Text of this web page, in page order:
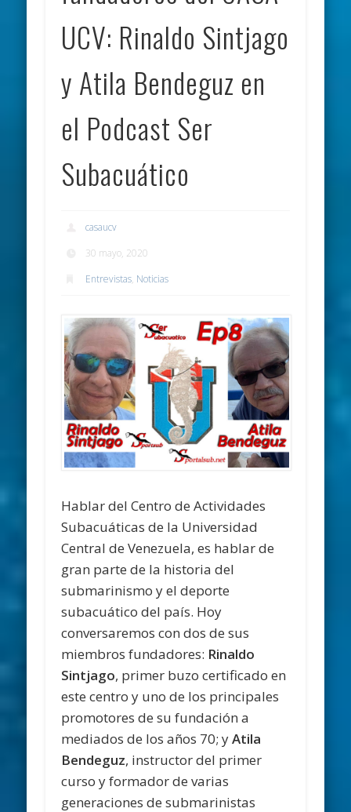
UCV: Rinaldo Sintjago
y Atila Bendeguz en
el Podcast Ser
Subacuático
casaucv
30 mayo, 2020
Entrevistas, Noticias
Hablar del Centro de Actividades
Subacuáticas de la Universidad
Central de Venezuela, es hablar de
gran parte de la historia del
submarinismo y el deporte
subacuático del país. Hoy
conversaremos con dos de sus
miembros fundadores: Rinaldo
Sintjago, primer buzo certificado en
este centro y uno de los principales
promotores de su fundación a
mediados de los años 70; yAtila
Bendeguz, instructor del primer
curso y formador de varias
generaciones de submarinistas